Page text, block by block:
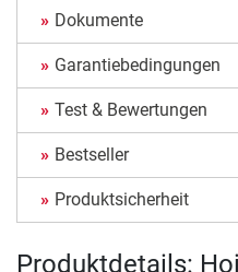
Dokumente
Garantiebedingungen
Test & Bewertungen
Bestseller
Produktsicherheit
Produktdetails: